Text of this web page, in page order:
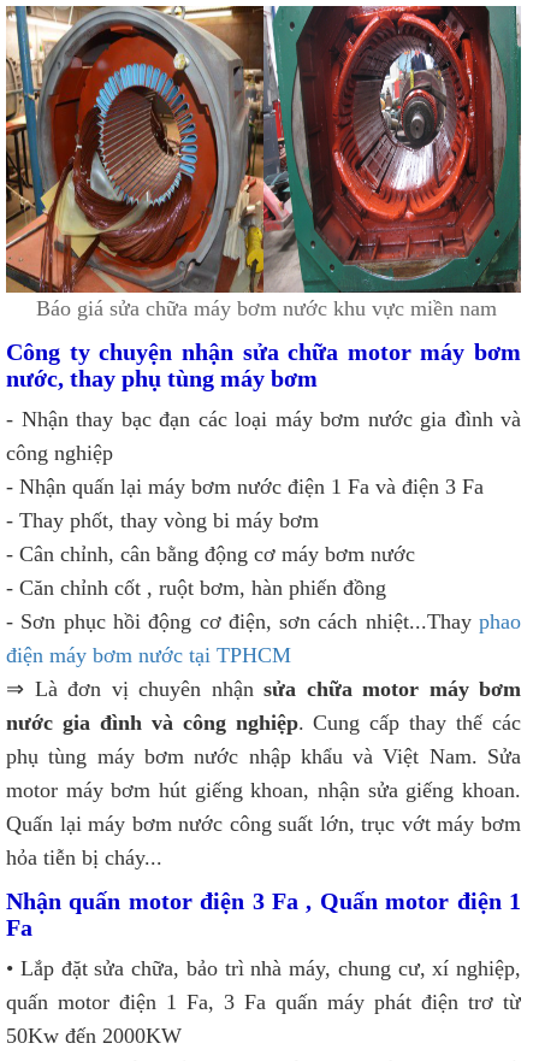
Báo giá sửa chữa máy bơm nước khu vực miền nam
Công ty chuyện nhận sửa chữa motor máy bơm
nước, thay phụ tùng máy bơm
- Nhận thay bạc đạn các loại máy bơm nước gia đình và
công nghiệp
- Nhận quấn lại máy bơm nước điện 1 Fa và điện 3 Fa
- Thay phốt, thay vòng bi máy bơm
- Cân chỉnh, cân bằng động cơ máy bơm nước
- Căn chỉnh cốt , ruột bơm, hàn phiến đồng
- Sơn phục hồi động cơ điện, sơn cách nhiệt...Thay phao
điện máy bơm nước tại TPHCM
⇒ Là đơn vị chuyên nhận sửa chữa motor máy bơm
nước gia đình và công nghiệp. Cung cấp thay thế các
phụ tùng máy bơm nước nhập khẩu và Việt Nam. Sửa
motor máy bơm hút giếng khoan, nhận sửa giếng khoan.
Quấn lại máy bơm nước công suất lớn, trục vớt máy bơm
hỏa tiễn bị cháy...
Nhận quấn motor điện 3 Fa , Quấn motor điện 1
Fa
• Lắp đặt sửa chữa, bảo trì nhà máy, chung cư, xí nghiệp,
quấn motor điện 1 Fa, 3 Fa quấn máy phát điện trơ từ
50Kw đến 2000KW